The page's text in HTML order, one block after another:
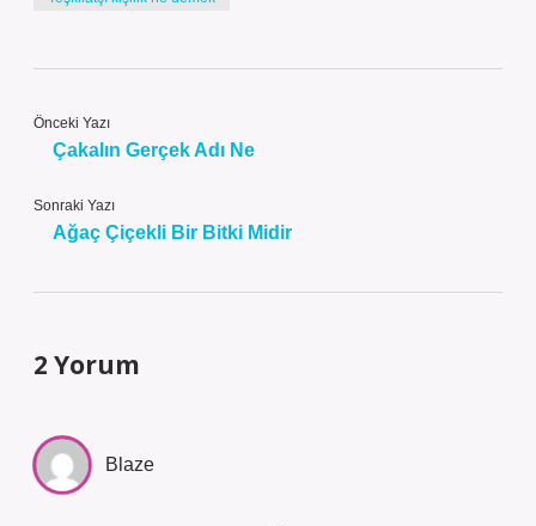
Önceki Yazı
Çakalın Gerçek Adı Ne
Sonraki Yazı
Ağaç Çiçekli Bir Bitki Midir
2 Yorum
Blaze